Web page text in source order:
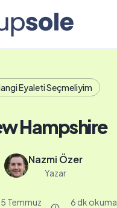
Eyaleti Seçmeliyim
Hampshire
Nazmi Özer
Yazar
Temmuz
6 dk okuma